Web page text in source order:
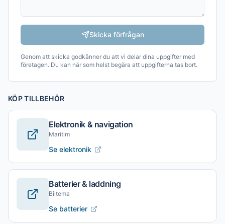
Skicka förfrågan
Genom att skicka godkänner du att vi delar dina uppgifter med
företagen. Du kan när som helst begära att uppgifterna tas bort.
KÖP TILLBEHÖR
Elektronik & navigation
Maritim
Se elektronik
Batterier & laddning
Biltema
Se batterier